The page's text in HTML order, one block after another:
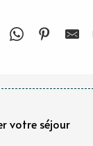
votre séjour